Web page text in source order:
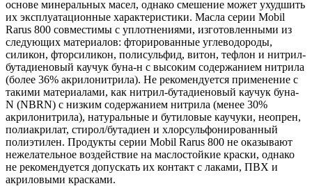
основе минеральных масел, однако смешение может ухудшить
их эксплуатационные характеристики. Масла серии Mobil
Rarus 800 совместимы с уплотнениями, изготовленными из
следующих материалов: фторированные углеводороды,
силикон, фторсиликон, полисульфид, витон, тефлон и нитрил-
бутадиеновый каучук буна-н с высоким содержанием нитрила
(более 36% акрилонитрила). Не рекомендуется применение с
такими материалами, как нитрил-бутадиеновый каучук буна-
N (NBRN) с низким содержанием нитрила (менее 30%
акрилонитрила), натуральные и бутиловые каучуки, неопрен,
полиакрилат, стирол/бутадиен и хлорсульфонированный
полиэтилен. Продукты серии Mobil Rarus 800 не оказывают
нежелательное воздействие на маслостойкие краски, однако
не рекомендуется допускать их контакт с лаками, ПВХ и
акриловыми красками.